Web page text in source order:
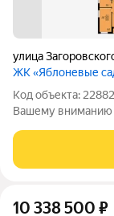
улица
ЖК «Яблоневые
Код объекта:
Вашему вниманию
ВЛОЖЕНИЕ
10 338 500 ₽